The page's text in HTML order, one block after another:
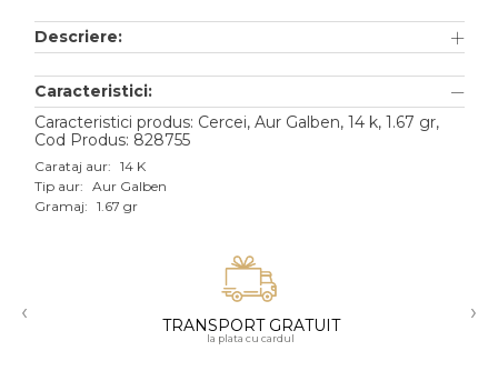
Aur alb
Aur roz
Aur mixt
18K
Descriere:
Caracteristici:
Caracteristici produs: Cercei, Aur Galben, 14 k, 1.67 gr,
Cod Produs: 828755
Carataj aur: 14 K
Tip aur: Aur Galben
Gramaj: 1.67 gr
‹ TRANSPORT GRATUIT
la plata cu cardul
›